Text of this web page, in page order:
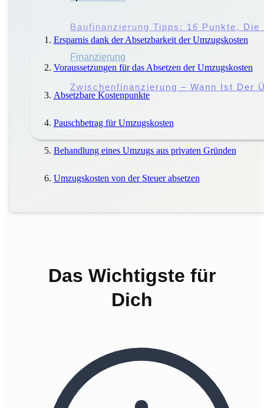
Störung Des Hausfriedens: Droht
Miete|Mieter
Miete Vs. Pacht: Worin Liegen Die
Baufinanzierung Tipps: 16 Punkte,
Finanzierung
Zwischenfinanzierung – Wann Ist Der
Ersparnis dank der Absetzbarkeit der Umzugskosten
Voraussetzungen für das Absetzen der Umzugskosten
Absetzbare Kostenpunkte
Pauschbetrag für Umzugskosten
Behandlung eines Umzugs aus privaten Gründen
Umzugskosten von der Steuer absetzen
Das Wichtigste für
Dich